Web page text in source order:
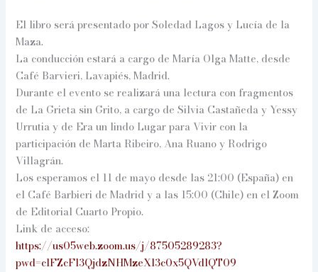
El libro será presentado por Soledad Lagos y Lucía de la
Maza.
La conducción estará a cargo de María Olga Matte, desde
Café Barvieri, Lavapiés, Madrid.
Durante el evento se realizará una lectura con fragmentos
de La Grieta sin Grito, a cargo de Silvia Castañeda y Yessy
Urrutia y de Era un lindo Lugar para Vivir con la
participación de Marta Ribeiro, Ana Ruano y Rodrigo
Villagrán.
Los esperamos el 11 de mayo desde las 21:00 (España) en
el Café Barbieri de Madrid y a las 15:00 (Chile) en el Zoom
de Editorial Cuarto Propio.
Link de acceso:
https://us05web.zoom.us/j/87505289283?
pwd=clFZcFl3QjdzNHMzeXl3c0x5QVdlQT09